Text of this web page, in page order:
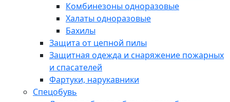
Комбинезоны одноразовые
Халаты одноразовые
Бахилы
Защита от цепной пилы
Защитная одежда и снаряжение пожарных
и спасателей
Фартуки, нарукавники
Спецобувь